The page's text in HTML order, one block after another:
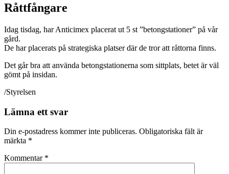
Råttfångare
Idag tisdag, har Anticimex placerat ut 5 st ”betongstationer” på vår
gård.
De har placerats på strategiska platser där de tror att råttorna finns.
Det går bra att använda betongstationerna som sittplats, betet är väl
gömt på insidan.
/Styrelsen
Lämna ett svar
Din e-postadress kommer inte publiceras. Obligatoriska fält är
märkta *
Kommentar *